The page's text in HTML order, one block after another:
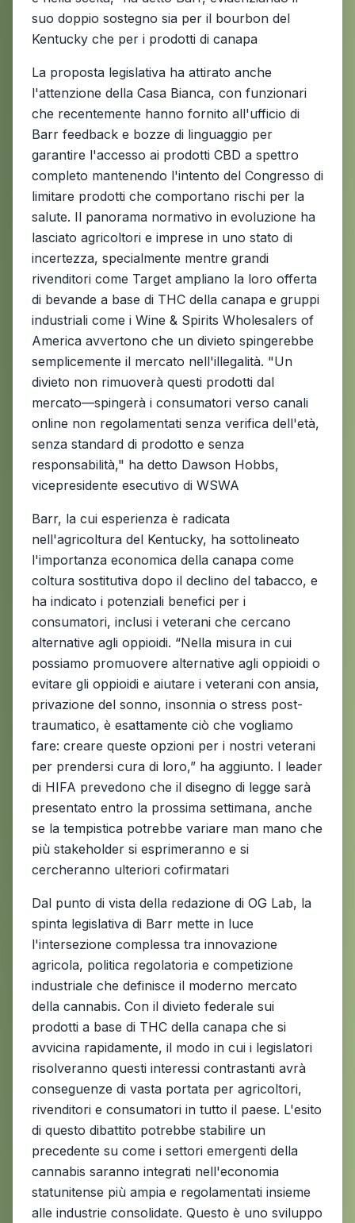
suo doppio sostegno sia per il bourbon del
Kentucky che per i prodotti di canapa
La proposta legislativa ha attirato anche
l'attenzione della Casa Bianca, con funzionari
che recentemente hanno fornito all'ufficio di
Barr feedback e bozze di linguaggio per
garantire l'accesso ai prodotti CBD a spettro
completo mantenendo l'intento del Congresso di
limitare prodotti che comportano rischi per la
salute. Il panorama normativo in evoluzione ha
lasciato agricoltori e imprese in uno stato di
incertezza, specialmente mentre grandi
rivenditori come Target ampliano la loro offerta
di bevande a base di THC della canapa e gruppi
industriali come i Wine & Spirits Wholesalers of
America avvertono che un divieto spingerebbe
semplicemente il mercato nell'illegalità. "Un
divieto non rimuoverà questi prodotti dal
mercato—spingerà i consumatori verso canali
online non regolamentati senza verifica dell'età,
senza standard di prodotto e senza
responsabilità," ha detto Dawson Hobbs,
vicepresidente esecutivo di WSWA
Barr, la cui esperienza è radicata
nell'agricoltura del Kentucky, ha sottolineato
l'importanza economica della canapa come
coltura sostitutiva dopo il declino del tabacco, e
ha indicato i potenziali benefici per i
consumatori, inclusi i veterani che cercano
alternative agli oppioidi. “Nella misura in cui
possiamo promuovere alternative agli oppioidi o
evitare gli oppioidi e aiutare i veterani con ansia,
privazione del sonno, insonnia o stress post-
traumatico, è esattamente ciò che vogliamo
fare: creare queste opzioni per i nostri veterani
per prendersi cura di loro,” ha aggiunto. I leader
di HIFA prevedono che il disegno di legge sarà
presentato entro la prossima settimana, anche
se la tempistica potrebbe variare man mano che
più stakeholder si esprimeranno e si
cercheranno ulteriori cofirmatari
Dal punto di vista della redazione di OG Lab, la
spinta legislativa di Barr mette in luce
l'intersezione complessa tra innovazione
agricola, politica regolatoria e competizione
industriale che definisce il moderno mercato
della cannabis. Con il divieto federale sui
prodotti a base di THC della canapa che si
avvicina rapidamente, il modo in cui i legislatori
risolveranno questi interessi contrastanti avrà
conseguenze di vasta portata per agricoltori,
rivenditori e consumatori in tutto il paese. L'esito
di questo dibattito potrebbe stabilire un
precedente su come i settori emergenti della
cannabis saranno integrati nell'economia
statunitense più ampia e regolamentati insieme
alle industrie consolidate. Questo è uno sviluppo